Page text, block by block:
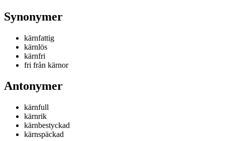
Synonymer
kärnfattig
kärnlös
kärnfri
fri från kärnor
Antonymer
kärnfull
kärnrik
kärnbestyckad
kärnspäckad